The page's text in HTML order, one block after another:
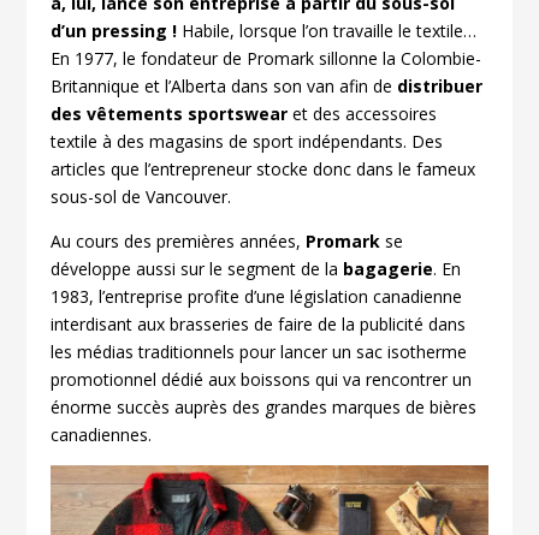
d’un pressing ! Habile, lorsque l’on travaille le textile…
En 1977, le fondateur de Promark sillonne la Colombie-
Britannique et l’Alberta dans son van afin de distribuer
des vêtements sportswear et des accessoires
textile à des magasins de sport indépendants. Des
articles que l’entrepreneur stocke donc dans le fameux
sous-sol de Vancouver.
Au cours des premières années, Promark se
développe aussi sur le segment de la bagagerie. En
1983, l’entreprise profite d’une législation canadienne
interdisant aux brasseries de faire de la publicité dans
les médias traditionnels pour lancer un sac isotherme
promotionnel dédié aux boissons qui va rencontrer un
énorme succès auprès des grandes marques de bières
canadiennes.